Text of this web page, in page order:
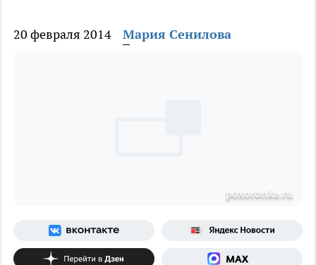
20 февраля 2014 Мария Сенилова
poxoronka.ru